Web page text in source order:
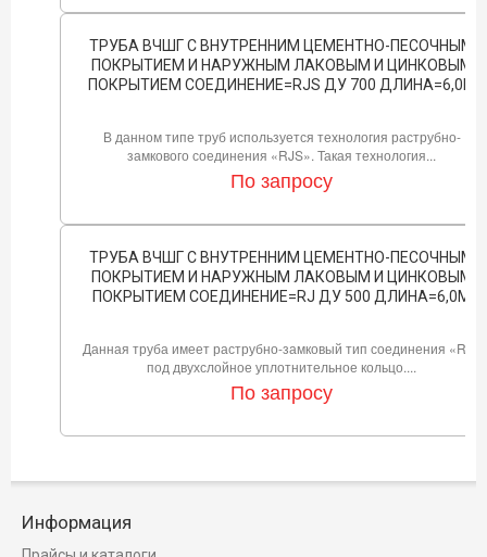
ТРУБА ВЧШГ С ВНУТРЕННИМ ЦЕМЕНТНО-ПЕСОЧНЫМ
ПОКРЫТИЕМ И НАРУЖНЫМ ЛАКОВЫМ И ЦИНКОВЫМ
ПОКРЫТИЕМ СОЕДИНЕНИЕ=RJS ДУ 700 ДЛИНА=6,0М
В данном типе труб используется технология раструбно-
замкового соединения «RJS». Такая технология...
По запросу
ТРУБА ВЧШГ С ВНУТРЕННИМ ЦЕМЕНТНО-ПЕСОЧНЫМ
ПОКРЫТИЕМ И НАРУЖНЫМ ЛАКОВЫМ И ЦИНКОВЫМ
ПОКРЫТИЕМ СОЕДИНЕНИЕ=RJ ДУ 500 ДЛИНА=6,0М
Данная труба имеет раструбно-замковый тип соединения «RJ»
под двухслойное уплотнительное кольцо....
По запросу
Информация